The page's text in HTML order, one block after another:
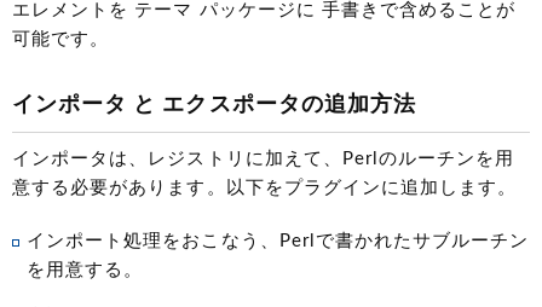
エレメントを テーマ パッケージに 手書きで含めることが
可能です。
インポータ と エクスポータの追加方法
インポータは、レジストリに加えて、Perlのルーチンを用
意する必要があります。以下をプラグインに追加します。
インポート処理をおこなう、Perlで書かれたサブルーチン
を用意する。